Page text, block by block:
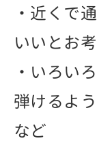
・近くで
いいとお
・いろい
弾けるよ
など